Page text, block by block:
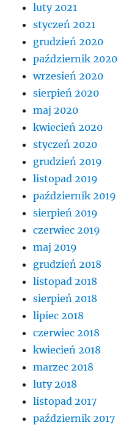
luty 2021
styczeń 2021
grudzień 2020
październik 2020
wrzesień 2020
sierpień 2020
maj 2020
kwiecień 2020
styczeń 2020
grudzień 2019
listopad 2019
październik 2019
sierpień 2019
czerwiec 2019
maj 2019
grudzień 2018
listopad 2018
sierpień 2018
lipiec 2018
czerwiec 2018
kwiecień 2018
marzec 2018
luty 2018
listopad 2017
październik 2017